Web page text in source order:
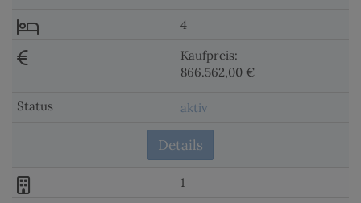
4
Kaufpreis:
866.562,00 €
aktiv
Details
1